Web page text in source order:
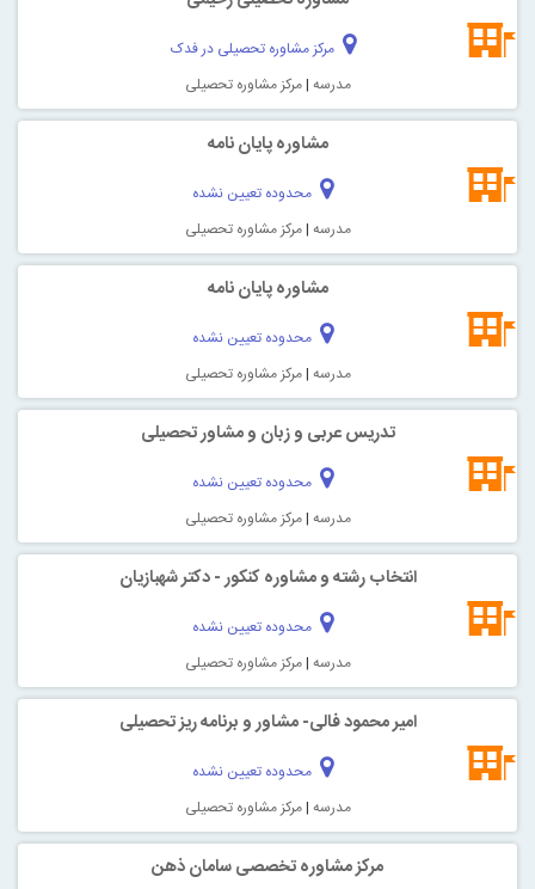
مرکز مشاوره تحصیلی در فدک
مدرسه |مرکز مشاوره تحصیلی
مشاوره پایان نامه
محدوده تعیین نشده
مدرسه |مرکز مشاوره تحصیلی
مشاوره پایان نامه
محدوده تعیین نشده
مدرسه |مرکز مشاوره تحصیلی
تدریس عربی و زبان و مشاور تحصیلی
محدوده تعیین نشده
مدرسه |مرکز مشاوره تحصیلی
انتخاب رشته و مشاوره کنکور - دکتر شهبازیان
محدوده تعیین نشده
مدرسه |مرکز مشاوره تحصیلی
امیر محمود فالی- مشاور و برنامه ریز تحصیلی
محدوده تعیین نشده
مدرسه |مرکز مشاوره تحصیلی
مرکز مشاوره تخصصی سامان ذهن